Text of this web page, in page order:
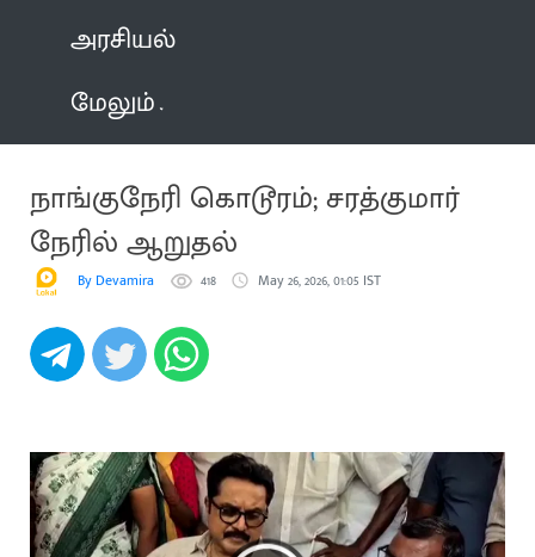
அரசியல்
மேலும்
நாங்குநேரி கொடூரம்; சரத்குமார்
நேரில் ஆறுதல்
By Devamira 418 May 26, 2026, 01:05 IST